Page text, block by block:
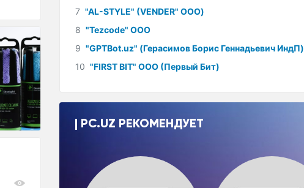
7 "AL-STYLE" (VENDER" ООО)
8 "Tezcode" ООО
9 "GPTBot.uz" (Герасимов Борис Геннадьевич ИндП)
10 "FIRST BIT" ООО (Первый Бит)
PC.UZ РЕКОМЕНДУЕТ